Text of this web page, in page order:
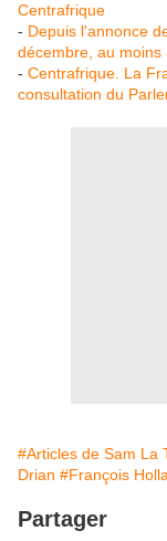
Centrafrique
- Depuis l'annonce
décembre, au moins
- Centrafrique. La
consultation du
#Articles de Sam La
Drian #François
Partager